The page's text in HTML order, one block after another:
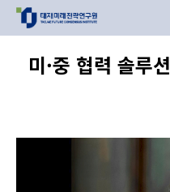
미·중 협력 솔루션